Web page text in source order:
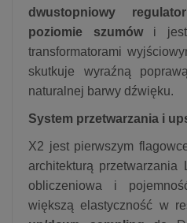
dwustopniowy
poziomie szumówi jest
transformatorami
skutkuje wyraźną
naturalnej barwy dźwięku.
System przetwarzania i
X2 jest pierwszym
architekturą przetwarzania
obliczeniowa i
większą elastyczność w